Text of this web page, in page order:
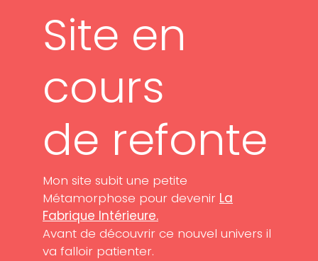
Site en
cours
de refonte
Mon site subit une petite
Métamorphose pour devenir La
Fabrique Intérieure.
Avant de découvrir ce nouvel univers il
va falloir patienter.